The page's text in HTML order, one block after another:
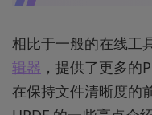
相比于一般的在线工
辑器 ，提供了更多的
在保持文件清晰度的